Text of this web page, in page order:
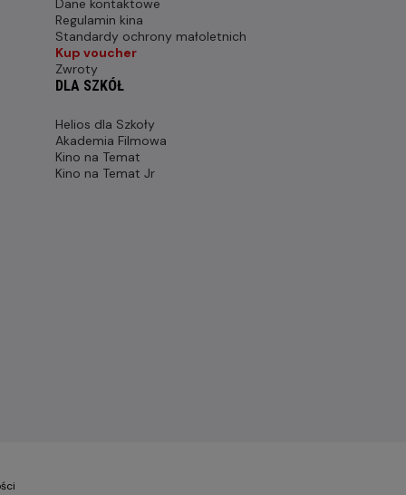
Dane kontaktowe
Regulamin kina
Standardy ochrony małoletnich
Kup voucher
Zwroty
DLA SZKÓŁ
Helios dla Szkoły
Akademia Filmowa
Kino na Temat
Kino na Temat Jr